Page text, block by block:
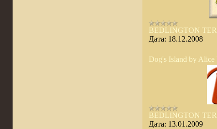
BEDLINGTON
Дата: 18.12.2008
Dog's Island by Alice
BEDLINGTON
Дата: 13.01.2009